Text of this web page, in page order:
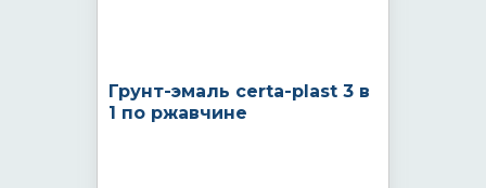
Грунт-эмаль certa-plast 3 в
1 по ржавчине